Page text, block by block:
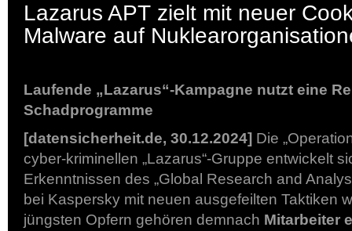
Lazarus APT zielt mit neuer
Malware auf
Laufende „Lazarus“-Kampagne nutzt eine
Schadprogramme
[datensicherheit.de, 30.12.2024] Die
cyber-kriminellen „Lazarus“-Gruppe entwickelt
Erkenntnissen des „Global Research and
bei Kaspersky mit neuen ausgefeilten Taktiken
jüngsten Opfern gehören demnach Mitarbeiter